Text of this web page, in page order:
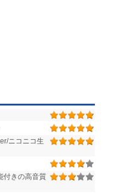
ニコニコ生
付きの高音質